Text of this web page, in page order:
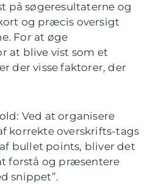
på søgeresultaterne og
og præcis oversigt
For at øge
at blive vist som et
der visse faktorer, der
Ved at organisere
korrekte overskrifts-tags
bullet points, bliver det
forstå og præsentere
snippet”.